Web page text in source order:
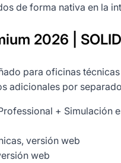
de forma nativa en la
2026 |
para oficinas
adicionales por
+ Simulación
versión web
web